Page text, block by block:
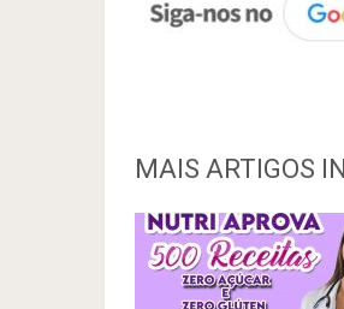
MAIS ARTIGOS